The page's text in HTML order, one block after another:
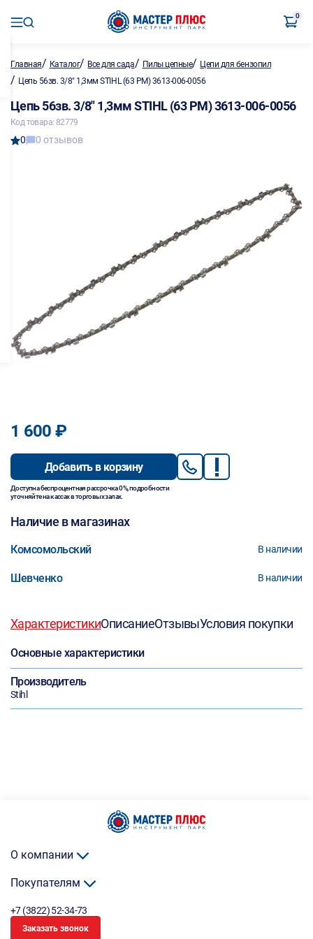
0
Главная/ Каталог/ Все для сада/ Пилы цепные/ Цепи для бензопил
/ Цепь 56зв. 3/8" 1,3мм STIHL (63 РM) 3613-006-0056
Цепь 56зв. 3/8" 1,3мм STIHL (63 РM) 3613-006-0056
Код товара: 82779
0 0 отзывов
1 600 ₽
Добавить в корзину
Доступна беспроцентная рассрочка 0%, подробности
уточняйте на кассах в торговых залах.
Наличие в магазинах
Комсомольский В наличии
Шевченко В наличии
ХарактеристикиОписаниеОтзывыУсловия покупки
Основные характеристики
Производитель
Stihl
О компании
Покупателям
+7 (3822) 52-34-73
Заказать звонок